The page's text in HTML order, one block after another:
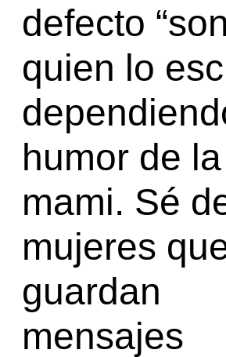
defecto
quien lo
humor de la
mami. Sé
mujeres
guardan
mensajes